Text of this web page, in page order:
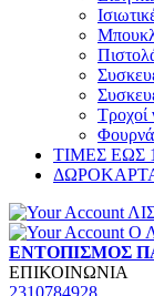
Τροχοί
ΤΙΜΕΣ ΕΩΣ
Ο
ΕΝΤΟΠΙΣΜΟΣ
ΕΠΙΚΟΙΝΩΝΙΑ
2310784928